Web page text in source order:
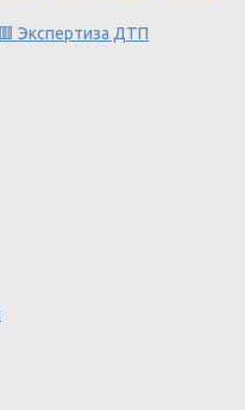
🟥 Экспертиза ДТП